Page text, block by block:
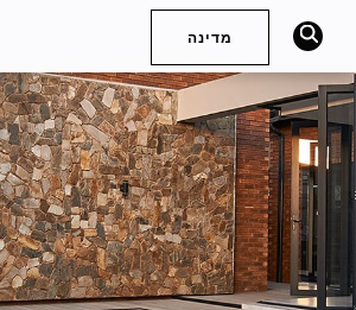
English (International)
English (United Kingdom)
Español (Spain)
简体中文
מדינה
חיפוש